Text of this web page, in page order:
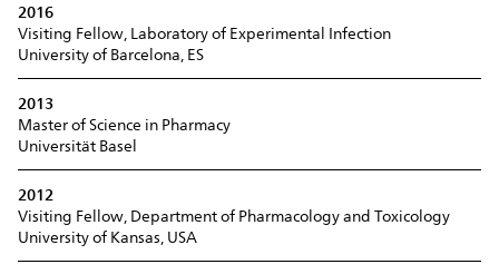
2016
Visiting Fellow, Laboratory of Experimental Infection
University of Barcelona, ES
2013
Master of Science in Pharmacy
Universität Basel
2012
Visiting Fellow, Department of Pharmacology and Toxicology
University of Kansas, USA